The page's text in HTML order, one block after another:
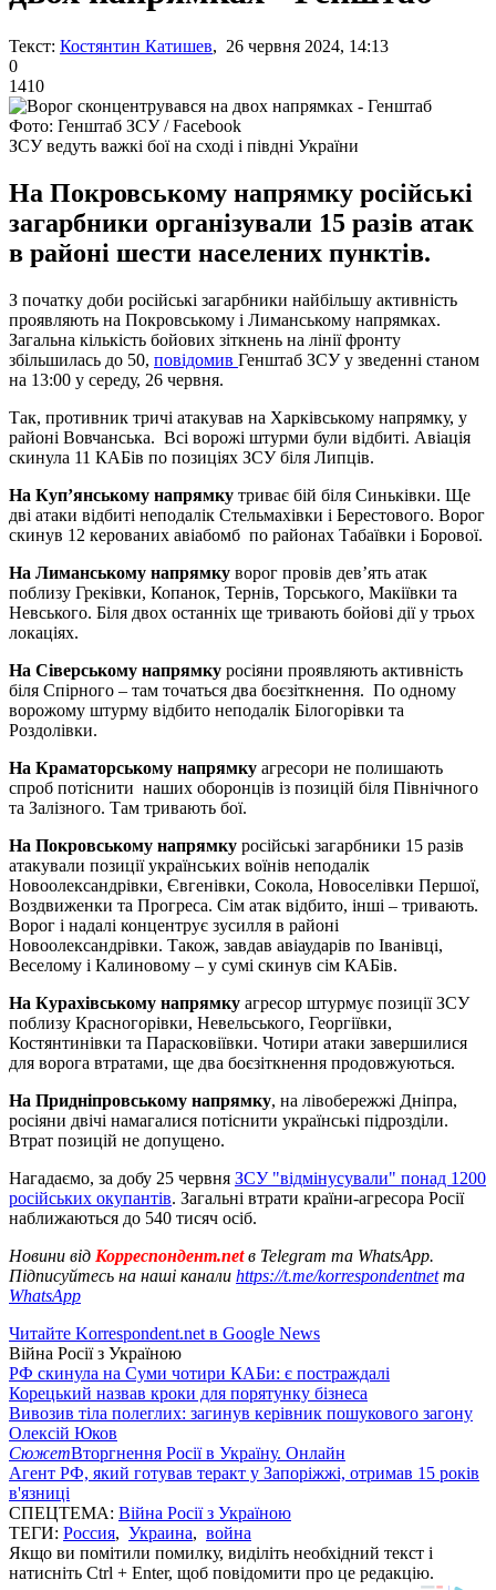
Текст: Костянтин Катишев, 26 червня 2024, 14:13
0
1410
Фото: Генштаб ЗСУ / Facebook
ЗСУ ведуть важкі бої на сході і півдні України
На Покровському напрямку російські
загарбники організували 15 разів атак
в районі шести населених пунктів.
З початку доби російські загарбники найбільшу активність
проявляють на Покровському і Лиманському напрямках.
Загальна кількість бойових зіткнень на лінії фронту
збільшилась до 50, повідомив Генштаб ЗСУ у зведенні станом
на 13:00 у середу, 26 червня.
Так, противник тричі атакував на Харківському напрямку, у
районі Вовчанська. Всі ворожі штурми були відбиті. Авіація
скинула 11 КАБів по позиціях ЗСУ біля Липців.
На Куп’янському напрямку триває бій біля Синьківки. Ще
дві атаки відбиті неподалік Стельмахівки і Берестового. Ворог
скинув 12 керованих авіабомб по районах Табаївки і Борової.
На Лиманському напрямку ворог провів дев’ять атак
поблизу Греківки, Копанок, Тернів, Торського, Макіївки та
Невського. Біля двох останніх ще тривають бойові дії у трьох
локаціях.
На Сіверському напрямку росіяни проявляють активність
біля Спірного – там точаться два боєзіткнення. По одному
ворожому штурму відбито неподалік Білогорівки та
Роздолівки.
На Краматорському напрямку агресори не полишають
спроб потіснити наших оборонців із позицій біля Північного
та Залізного. Там тривають бої.
На Покровському напрямку російські загарбники 15 разів
атакували позиції українських воїнів неподалік
Новоолександрівки, Євгенівки, Сокола, Новоселівки Першої,
Воздвиженки та Прогреса. Сім атак відбито, інші – тривають.
Ворог і надалі концентрує зусилля в районі
Новоолександрівки. Також, завдав авіаударів по Іванівці,
Веселому і Калиновому – у сумі скинув сім КАБів.
На Курахівському напрямку агресор штурмує позиції ЗСУ
поблизу Красногорівки, Невельського, Георгіївки,
Костянтинівки та Парасковіївки. Чотири атаки завершилися
для ворога втратами, ще два боєзіткнення продовжуються.
На Придніпровському напрямку, на лівобережжі Дніпра,
росіяни двічі намагалися потіснити українські підрозділи.
Втрат позицій не допущено.
Нагадаємо, за добу 25 червня ЗСУ "відмінусували" понад 1200
російських окупантів. Загальні втрати країни-агресора Росії
наближаються до 540 тисяч осіб.
Новини від Корреспондент.netв Telegram та WhatsApp.
Підписуйтесь на наші канали https://t.me/korrespondentnetта
WhatsApp
Читайте Korrespondent.net в Google News
Війна Росії з Україною
РФ скинула на Суми чотири КАБи: є постраждалі
Корецький назвав кроки для порятунку бізнеса
Вивозив тіла полеглих: загинув керівник пошукового загону
Олексій Юков
СюжетВторгнення Росії в Україну. Онлайн
Агент РФ, який готував теракт у Запоріжжі, отримав 15 років
в'язниці
СПЕЦТЕМА: Війна Росії з Україною
ТЕГИ: Россия, Украина, война
Якщо ви помітили помилку, виділіть необхідний текст і
натисніть Ctrl + Enter, щоб повідомити про це редакцію.